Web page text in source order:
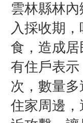
雲林縣林
入採收期
食，造成居
有住戶表
次，數量多
住家周邊